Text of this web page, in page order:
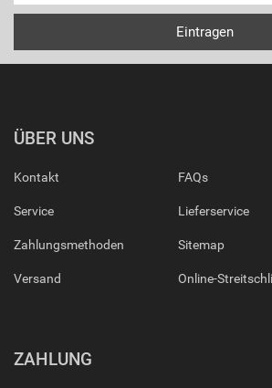
ÜBER UNS
Kontakt
Service
Zahlungsmethoden
Versand
FAQs
Lieferservice
Sitemap
Online-
ZAHLUNG